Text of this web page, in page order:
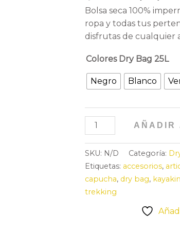
Bolsa seca 100%
ropa y todas tus
disfrutas de cualquier
Colores Dry Bag 25L
Negro Blanco
AÑADIR
SKU: N/D Categoría:
Etiquetas: accesorios,
capucha, dry bag,
trekking